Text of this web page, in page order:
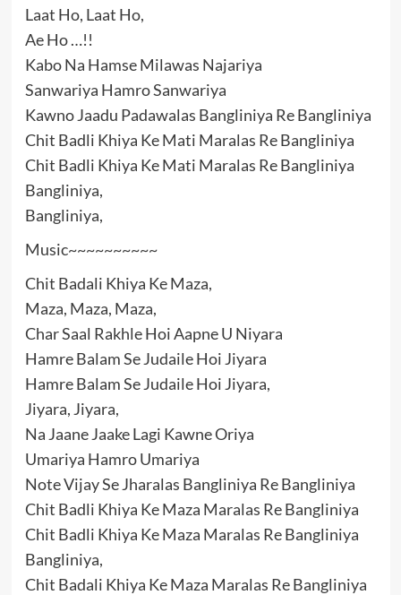
Laat Ho, Laat Ho,
Ae Ho …!!
Kabo Na Hamse Milawas Najariya
Sanwariya Hamro Sanwariya
Kawno Jaadu Padawalas Bangliniya Re Bangliniya
Chit Badli Khiya Ke Mati Maralas Re Bangliniya
Chit Badli Khiya Ke Mati Maralas Re Bangliniya
Bangliniya,
Bangliniya,
Music~~~~~~~~~~
Chit Badali Khiya Ke Maza,
Maza, Maza, Maza,
Char Saal Rakhle Hoi Aapne U Niyara
Hamre Balam Se Judaile Hoi Jiyara
Hamre Balam Se Judaile Hoi Jiyara,
Jiyara, Jiyara,
Na Jaane Jaake Lagi Kawne Oriya
Umariya Hamro Umariya
Note Vijay Se Jharalas Bangliniya Re Bangliniya
Chit Badli Khiya Ke Maza Maralas Re Bangliniya
Chit Badli Khiya Ke Maza Maralas Re Bangliniya
Bangliniya,
Chit Badali Khiya Ke Maza Maralas Re Bangliniya